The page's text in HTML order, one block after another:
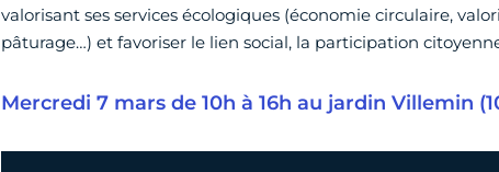
valorisant ses services écologiques (économie circulaire,
pâturage…) et favoriser le lien social, la participation
Mercredi 7 mars de 10h à 16h au jardin Villemin